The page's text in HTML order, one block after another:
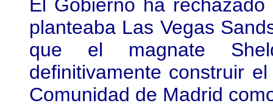
El Gobierno ha
planteaba Las Vegas
que el magnate
definitivamente construir
Comunidad de Madrid